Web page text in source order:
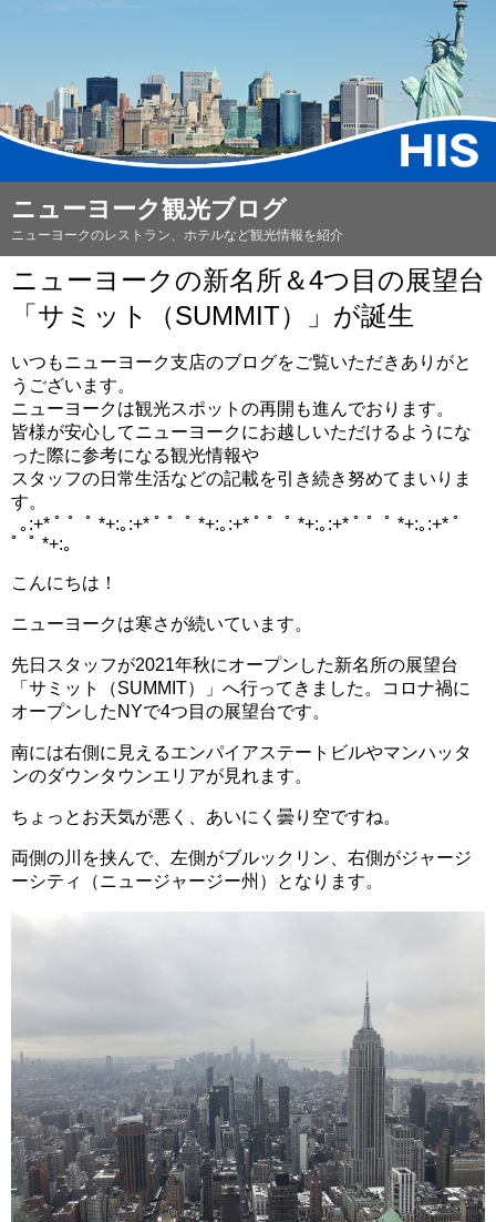
ニューヨーク観光ブログ
ニューヨークのレストラン、ホテルなど観光情報を紹介
ニューヨークの新名所＆4つ目の展望台
「サミット（SUMMIT）」が誕生
いつもニューヨーク支店のブログをご覧いただきありがと
うございます。
ニューヨークは観光スポットの再開も進んでおります。
皆様が安心してニューヨークにお越しいただけるようにな
った際に参考になる観光情報や
スタッフの日常生活などの記載を引き続き努めてまいりま
す。
｡:+* ﾟ ゜ﾟ *+:｡:+* ﾟ ゜ﾟ *+:｡:+* ﾟ ゜ﾟ *+:｡:+* ﾟ ゜ﾟ *+:｡:+* ﾟ
゜ﾟ *+:｡
こんにちは！
ニューヨークは寒さが続いています。
先日スタッフが2021年秋にオープンした新名所の展望台
「サミット（SUMMIT）」へ行ってきました。コロナ禍に
オープンしたNYで4つ目の展望台です。
南には右側に見えるエンパイアステートビルやマンハッタ
ンのダウンタウンエリアが見れます。
ちょっとお天気が悪く、あいにく曇り空ですね。
両側の川を挟んで、左側がブルックリン、右側がジャージ
ーシティ（ニュージャージー州）となります。